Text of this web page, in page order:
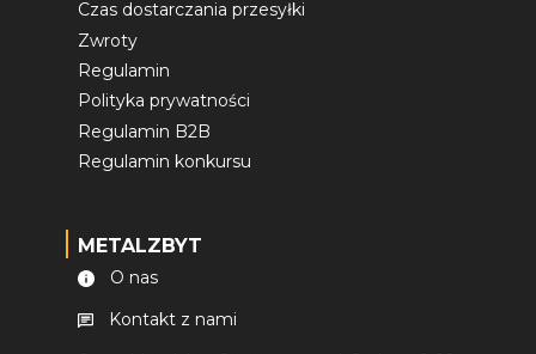
Czas dostarczania przesyłki
Zwroty
Regulamin
Polityka prywatności
Regulamin B2B
Regulamin konkursu
METALZBYT
O nas
Kontakt z nami